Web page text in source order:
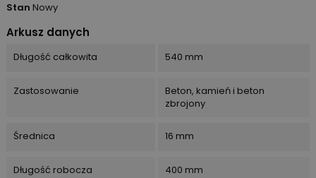
Stan Nowy
Arkusz danych
Długość całkowita 540 mm
Zastosowanie
Beton, kamień i beton
zbrojony
Średnica 16 mm
Długość robocza 400 mm